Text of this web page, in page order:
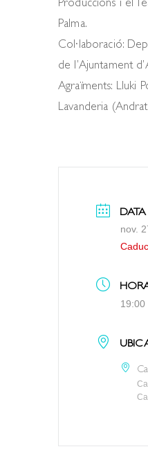
Produccions i el
Palma.
Col·laboració:
de l’Ajuntament
Agraïments: Lluki
Lavanderia
DATA
nov.
19:00